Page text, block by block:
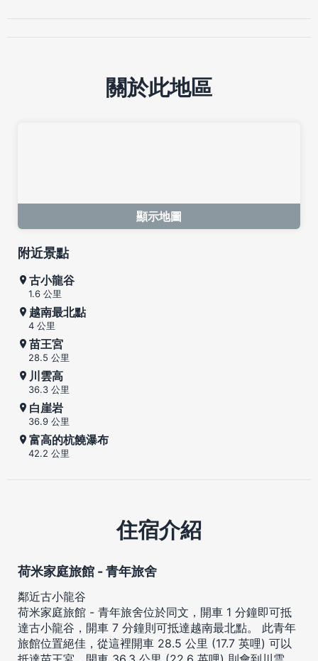
關於此地區
顯示地圖
附近景點
古小龍谷
1.6 公里
越南最北點
4 公里
苗王宮
28.5 公里
川雲高
36.3 公里
白崖岩
36.9 公里
富高的杭饒瀑布
42.2 公里
住宿介紹
荷米家庭旅館 - 青年旅舍
鄰近古小龍谷
荷米家庭旅館 - 青年旅舍位於同文，開車 1 分鐘即可抵
達古小龍谷，開車 7 分鐘則可抵達越南最北點。 此青年
旅館位置絕佳，從這裡開車 28.5 公里 (17.7 英哩) 可以